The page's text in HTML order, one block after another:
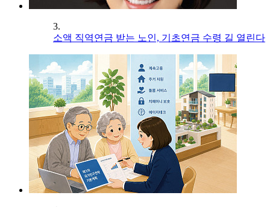
3.
소액 직역연금 받는 노인, 기초연금 수령 길 열린다